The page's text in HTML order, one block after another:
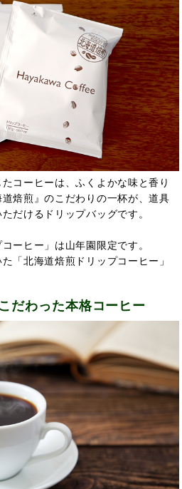
コーヒーは、ふくよかな味と香り
焙煎』のこだわりの一杯が、道具
だけるドリップバッグです。
ーヒー」は山年園限定です。
「北海道焙煎ドリップコーヒー」
だわった本格コーヒー